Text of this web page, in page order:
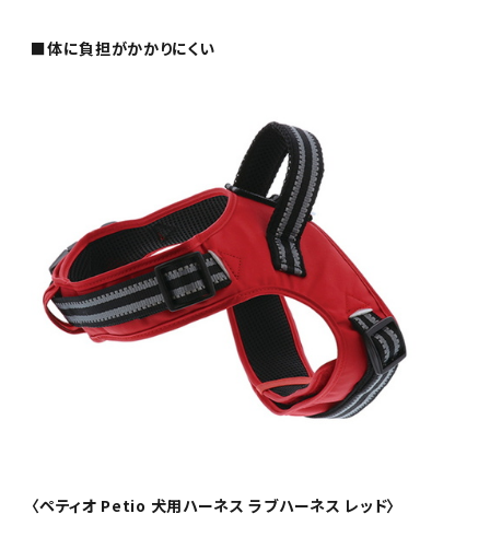
■体に負担がかかりにくい
〈ペティオ Petio 犬用ハーネス ラブハーネス レッド〉